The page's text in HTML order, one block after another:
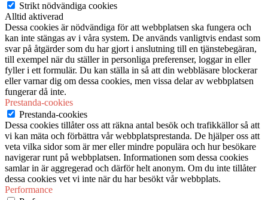
Strikt nödvändiga cookies
Alltid aktiverad
Dessa cookies är nödvändiga för att webbplatsen ska fungera och
kan inte stängas av i våra system. De används vanligtvis endast som
svar på åtgärder som du har gjort i anslutning till en tjänstebegäran,
till exempel när du ställer in personliga preferenser, loggar in eller
fyller i ett formulär. Du kan ställa in så att din webbläsare blockerar
eller varnar dig om dessa cookies, men vissa delar av webbplatsen
fungerar då inte.
Prestanda-cookies
Prestanda-cookies
Dessa cookies tillåter oss att räkna antal besök och trafikkällor så att
vi kan mäta och förbättra vår webbplatsprestanda. De hjälper oss att
veta vilka sidor som är mer eller mindre populära och hur besökare
navigerar runt på webbplatsen. Informationen som dessa cookies
samlar in är aggregerad och därför helt anonym. Om du inte tillåter
dessa cookies vet vi inte när du har besökt vår webbplats.
Performance